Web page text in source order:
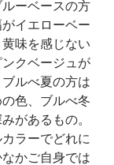
ーベースの方
イエローベー
味を感じない
クベージュが
ルべ夏の方は
色、ブルべ冬
があるもの。
ラーでどれに
かご自身では